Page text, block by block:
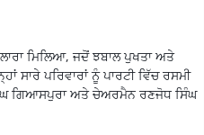
ਮਿਲਿਆ, ਜਦੋਂ ਝਬਾਲ ਪੁਖਤਾ ਅਤੇ
ਸਾਰੇ ਪਰਿਵਾਰਾਂ ਨੂੰ ਪਾਰਟੀ ਵਿੱਚ ਰਸਮੀ
ਗਿਆਸਪੁਰਾ ਅਤੇ ਚੇਅਰਮੈਨ ਰਣਜੋਧ ਸਿੰਘ